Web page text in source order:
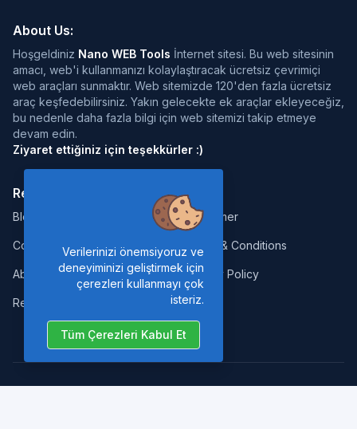
About Us:
Hoşgeldiniz Nano WEB Tools İnternet sitesi. Bu web sitesinin
amacı, web'i kullanmanızı kolaylaştıracak ücretsiz çevrimiçi
web araçları sunmaktır. Web sitemizde 120'den fazla ücretsiz
araç keşfedebilirsiniz. Yakın gelecekte ek araçlar ekleyeceğiz,
bu nedenle daha fazla bilgi için web sitemizi takip etmeye
devam edin.
Ziyaret ettiğiniz için teşekkürler :)
Resources:
Blog
Contact
About us
Report Error
Legal:
Disclaimer
Terms & Conditions
Privacy Policy
Verilerinizi önemsiyoruz ve
deneyiminizi geliştirmek için
çerezleri kullanmayı çok
isteriz.
Tüm Çerezleri Kabul Et